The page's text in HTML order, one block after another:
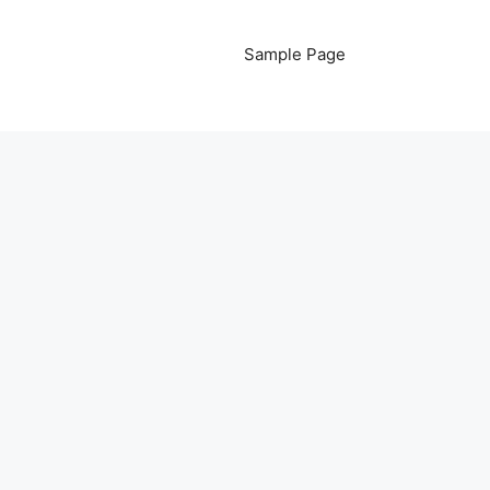
Sample Page